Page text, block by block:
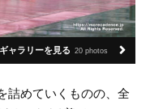
ャラリーを見る 20 photos
詰めていくものの、全